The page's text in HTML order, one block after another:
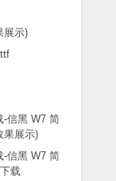
-信黑 W7 简
载